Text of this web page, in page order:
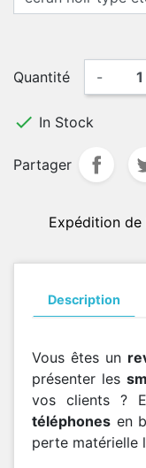
Quantité -
 In Stock
Partager
Expédition de
Description
Vous êtes un
présenter les
vos clients ?
téléphones en
perte matérielle